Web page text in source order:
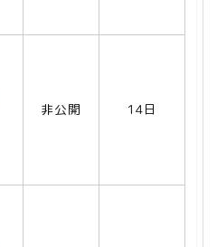
非公開 14日